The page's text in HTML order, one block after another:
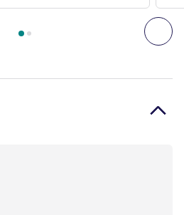
次
1 : ダブル - 2名様用の大型ベッ